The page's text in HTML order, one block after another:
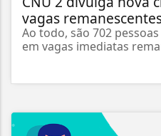
vagas
Ao todo, são 702
em vagas imediatas